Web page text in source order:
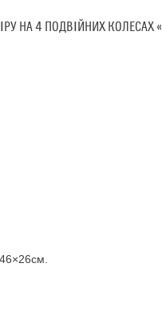
НА 4 ПОДВІЙНИХ КОЛЕСАХ «